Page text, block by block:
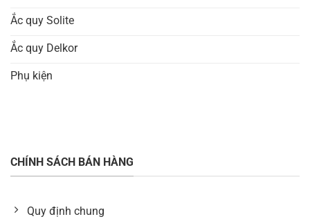
Ắc quy Solite
Ắc quy Delkor
Phụ kiện
CHÍNH SÁCH BÁN HÀNG
Quy định chung